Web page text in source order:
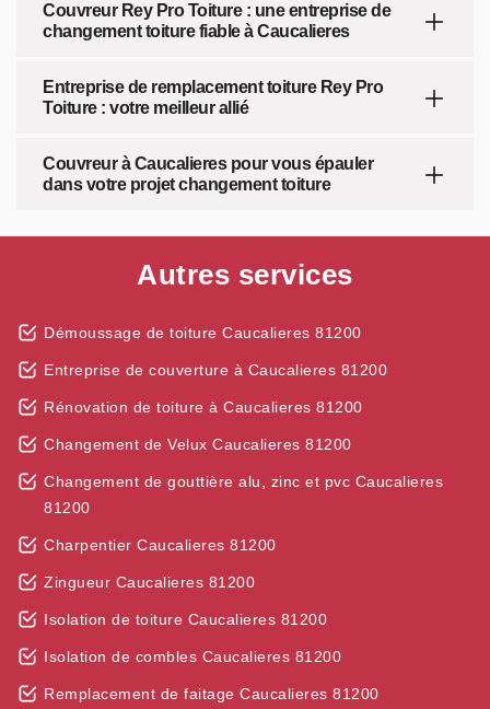
Couvreur Rey Pro Toiture : une entreprise de
changement toiture fiable à Caucalieres
Entreprise de remplacement toiture Rey Pro
Toiture : votre meilleur allié
Couvreur à Caucalieres pour vous épauler
dans votre projet changement toiture
Autres services
Démoussage de toiture Caucalieres 81200
Entreprise de couverture à Caucalieres 81200
Rénovation de toiture à Caucalieres 81200
Changement de Velux Caucalieres 81200
Changement de gouttière alu, zinc et pvc Caucalieres
81200
Charpentier Caucalieres 81200
Zingueur Caucalieres 81200
Isolation de toiture Caucalieres 81200
Isolation de combles Caucalieres 81200
Remplacement de faitage Caucalieres 81200